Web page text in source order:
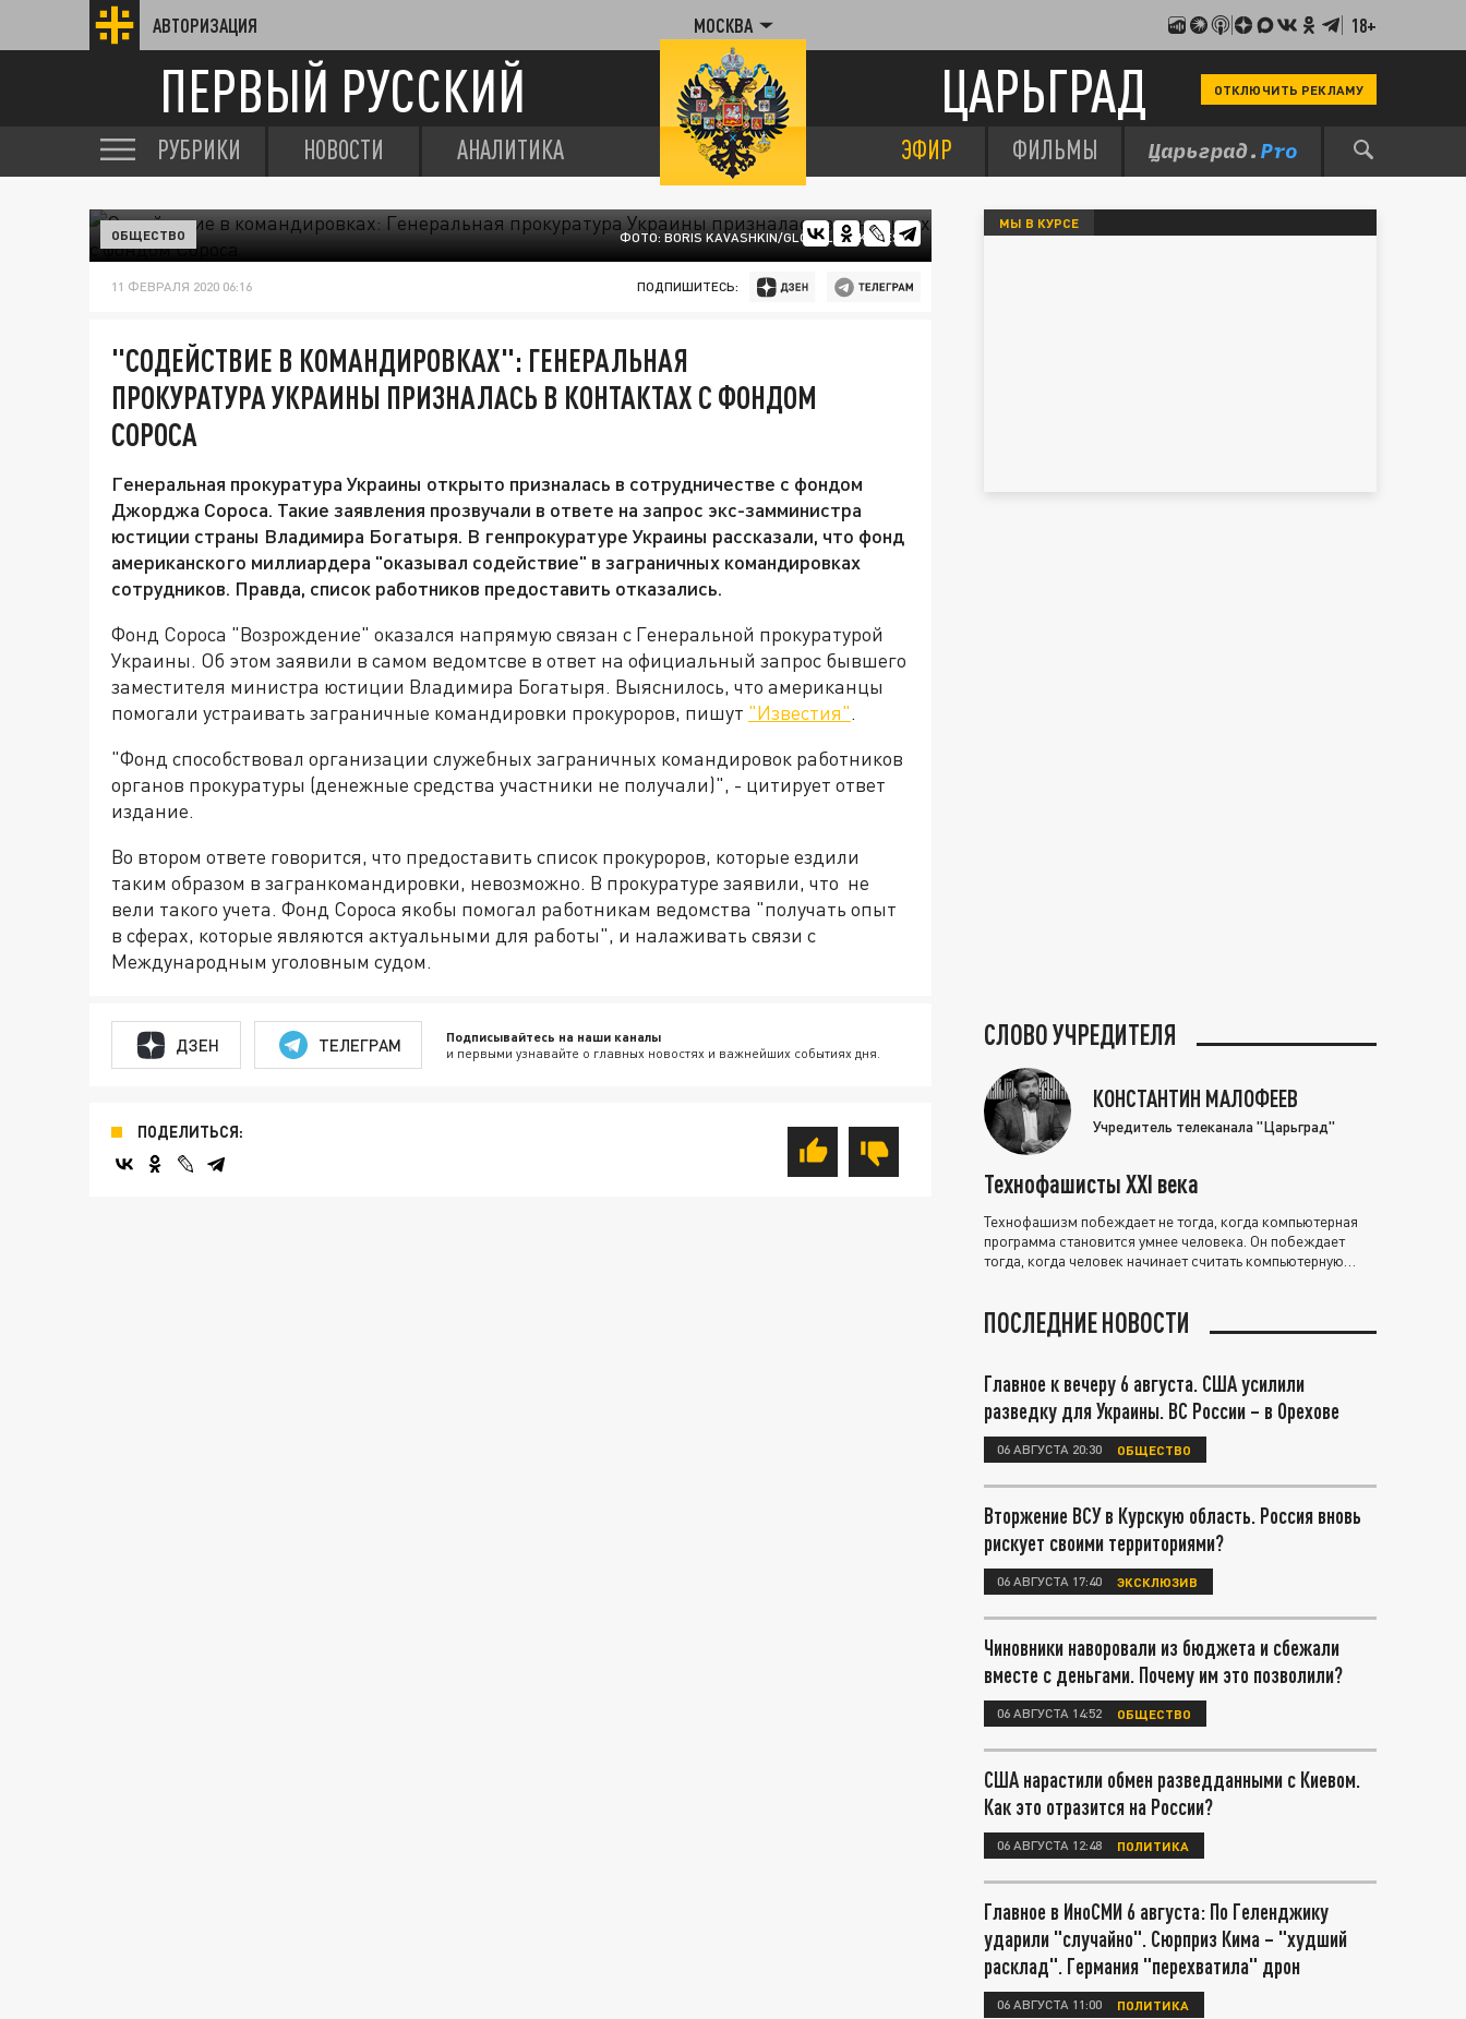
АВТОРИЗАЦИЯ МОСКВА 18+
ПЕРВЫЙ РУССКИЙ ЦАРЬГРАД ОТКЛЮЧИТЬ РЕКЛАМУ
РУБРИКИ НОВОСТИ АНАЛИТИКА ЭФИР ФИЛЬМЫ
ФОТО: BORIS KAVASHKIN/GLOBALLOOKPRESS
ОБЩЕСТВО
11 ФЕВРАЛЯ 2020 06:16 ПОДПИШИТЕСЬ:
"СОДЕЙСТВИЕ В КОМАНДИРОВКАХ": ГЕНЕРАЛЬНАЯ
ПРОКУРАТУРА УКРАИНЫ ПРИЗНАЛАСЬ В КОНТАКТАХ С ФОНДОМ
СОРОСА
Генеральная прокуратура Украины открыто призналась в сотрудничестве с фондом
Джорджа Сороса. Такие заявления прозвучали в ответе на запрос экс-замминистра
юстиции страны Владимира Богатыря. В генпрокуратуре Украины рассказали, что фонд
американского миллиардера "оказывал содействие" в заграничных командировках
сотрудников. Правда, список работников предоставить отказались.
Фонд Сороса "Возрождение" оказался напрямую связан с Генеральной прокуратурой
Украины. Об этом заявили в самом ведомтсве в ответ на официальный запрос бывшего
заместителя министра юстиции Владимира Богатыря. Выяснилось, что американцы
помогали устраивать заграничные командировки прокуроров, пишут "Известия".
"Фонд способствовал организации служебных заграничных командировок работников
органов прокуратуры (денежные средства участники не получали)", - цитирует ответ
издание.
Во втором ответе говорится, что предоставить список прокуроров, которые ездили
таким образом в загранкомандировки, невозможно. В прокуратуре заявили, что не
вели такого учета. Фонд Сороса якобы помогал работникам ведомства "получать опыт
в сферах, которые являются актуальными для работы", и налаживать связи с
Международным уголовным судом.
ДЗЕН ТЕЛЕГРАМ Подписывайтесь на наши каналы
и первыми узнавайте о главных новостях и важнейших событиях дня.
ПОДЕЛИТЬСЯ:
МЫ В КУРСЕ
СЛОВО УЧРЕДИТЕЛЯ
КОНСТАНТИН МАЛОФЕЕВ
Учредитель телеканала "Царьград"
Технофашисты XXI века
Технофашизм побеждает не тогда, когда компьютерная
программа становится умнее человека. Он побеждает
тогда, когда человек начинает считать компьютерную
ПОСЛЕДНИЕ НОВОСТИ
Главное к вечеру 6 августа. США усилили
разведку для Украины. ВС России – в Орехове
06 АВГУСТА 20:30 ОБЩЕСТВО
Вторжение ВСУ в Курскую область. Россия вновь
рискует своими территориями?
06 АВГУСТА 17:40 ЭКСКЛЮЗИВ
Чиновники наворовали из бюджета и сбежали
вместе с деньгами. Почему им это позволили?
06 АВГУСТА 14:52 ОБЩЕСТВО
США нарастили обмен разведданными с Киевом.
Как это отразится на России?
06 АВГУСТА 12:48 ПОЛИТИКА
Главное в ИноСМИ 6 августа: По Геленджику
ударили "случайно". Сюрприз Кима – "худший
расклад". Германия "перехватила" дрон
06 АВГУСТА 11:00 ПОЛИТИКА